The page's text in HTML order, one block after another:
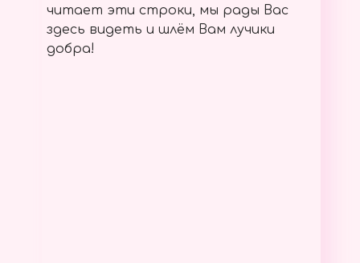
читает эти строки, мы рады Вас
здесь видеть и шлём Вам лучики
добра!